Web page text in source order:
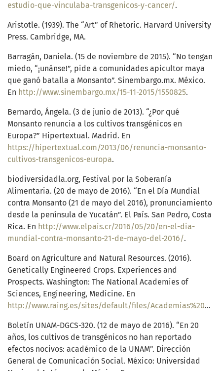
estudio-que-vinculaba-transgenicos-y-cancer/.
Aristotle. (1939). The “Art” of Rhetoric. Harvard University
Press. Cambridge, MA.
Barragán, Daniela. (15 de noviembre de 2015). “No tengan
miedo, “¡unánse!”, pide a comunidades apicultor maya
que ganó batalla a Monsanto”. Sinembargo.mx. México.
En http://www.sinembargo.mx/15-11-2015/1550825.
Bernardo, Ángela. (3 de junio de 2013). “¿Por qué
Monsanto renuncia a los cultivos transgénicos en
Europa?” Hipertextual. Madrid. En
https://hipertextual.com/2013/06/renuncia-monsanto-
cultivos-transgenicos-europa.
biodiversidadla.org, Festival por la Soberanía
Alimentaria. (20 de mayo de 2016). “En el Día Mundial
contra Monsanto (21 de mayo del 2016), pronunciamiento
desde la península de Yucatán”. El País. San Pedro, Costa
Rica. En http://www.elpais.cr/2016/05/20/en-el-dia-
mundial-contra-monsanto-21-de-mayo-del-2016/.
Board on Agriculture and Natural Resources. (2016).
Genetically Engineered Crops. Experiences and
Prospects. Washington: The National Academies of
Sciences, Engineering, Medicine. En
http://www.raing.es/sites/default/files/Academias%20USA%2C%20Mejora%20vegetal%202016.pdf
Boletín UNAM-DGCS-320. (12 de mayo de 2016). “En 20
años, los cultivos de transgénicos no han reportado
efectos nocivos: académico de la UNAM”. Dirección
General de Comunicación Social. México: Universidad